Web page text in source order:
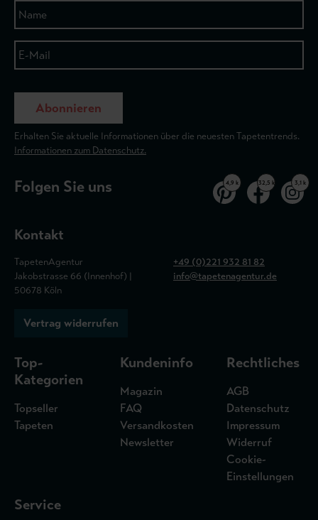
Abonnieren
Erhalten Sie aktuelle Informationen über die neuesten Tapetentrends.
Informationen zum Datenschutz.
Folgen Sie uns 4,9 k 32,5 k 3,1 k
Kontakt
TapetenAgentur
Jakobstrasse 66 (Innenhof) |
50678 Köln
+49 (0)221 932 81 82
info@tapetenagentur.de
Vertrag widerrufen
Top-
Kategorien
Topseller
Tapeten
Kundeninfo
Magazin
FAQ
Versandkosten
Newsletter
Rechtliches
AGB
Datenschutz
Impressum
Widerruf
Cookie-
Einstellungen
Service